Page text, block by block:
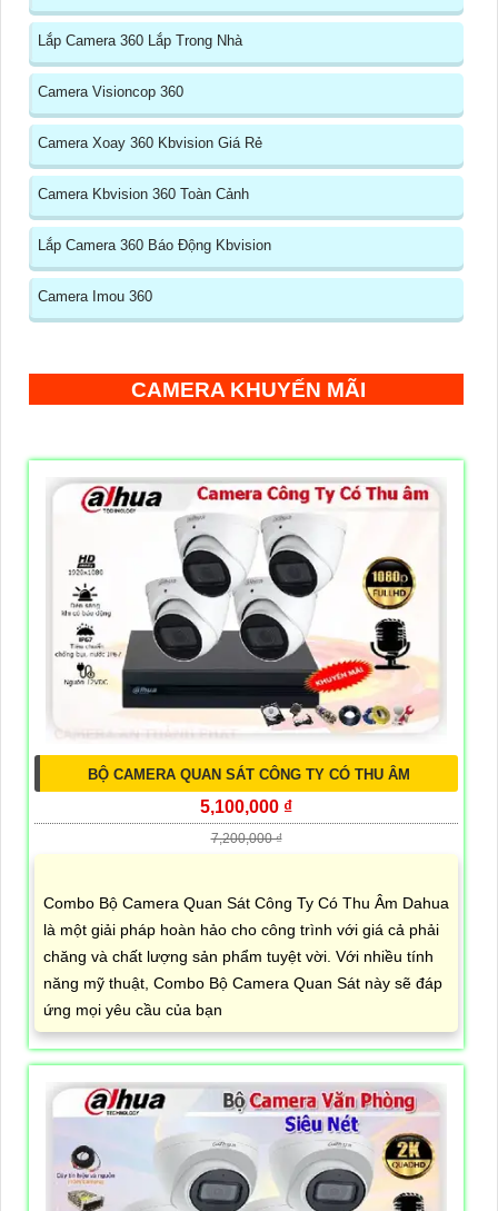
Lắp Camera 360 Lắp Trong Nhà
Camera Visioncop 360
Camera Xoay 360 Kbvision Giá Rẻ
Camera Kbvision 360 Toàn Cảnh
Lắp Camera 360 Báo Động Kbvision
Camera Imou 360
CAMERA KHUYẾN MÃI
BỘ CAMERA QUAN SÁT CÔNG TY CÓ THU ÂM
5,100,000 ₫
7,200,000 ₫
Combo Bộ Camera Quan Sát Công Ty Có Thu Âm Dahua
là một giải pháp hoàn hảo cho công trình với giá cả phải
chăng và chất lượng sản phẩm tuyệt vời. Với nhiều tính
năng mỹ thuật, Combo Bộ Camera Quan Sát này sẽ đáp
ứng mọi yêu cầu của bạn